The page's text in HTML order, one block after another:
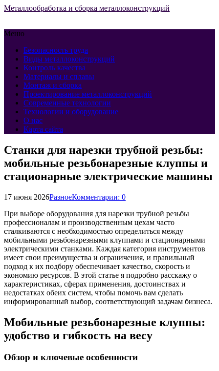
Металлообработка и сборка металлоконструкций
Меню
Безопасность труда
Виды металлоконструкций
Контроль качества
Материалы и сплавы
Монтаж и сборка
Проектирование металлоконструкций
Современные технологии
Технологии и оборудование
О нас
Карта сайта
Станки для нарезки трубной резьбы:
мобильные резьбонарезные клуппы и
стационарные электрические машины
17 июня 2026РазноеКомментарии: 0
При выборе оборудования для нарезки трубной резьбы
профессионалам и производственным цехам часто
сталкиваются с необходимостью определиться между
мобильными резьбонарезными клуппами и стационарными
электрическими станками. Каждая категория инструментов
имеет свои преимущества и ограничения, и правильный
подход к их подбору обеспечивает качество, скорость и
экономию ресурсов. В этой статье я подробно расскажу о
характеристиках, сферах применения, достоинствах и
недостатках обеих систем, чтобы помочь вам сделать
информированный выбор, соответствующий задачам бизнеса.
Мобильные резьбонарезные клуппы:
удобство и гибкость на весу
Обзор и ключевые особенности